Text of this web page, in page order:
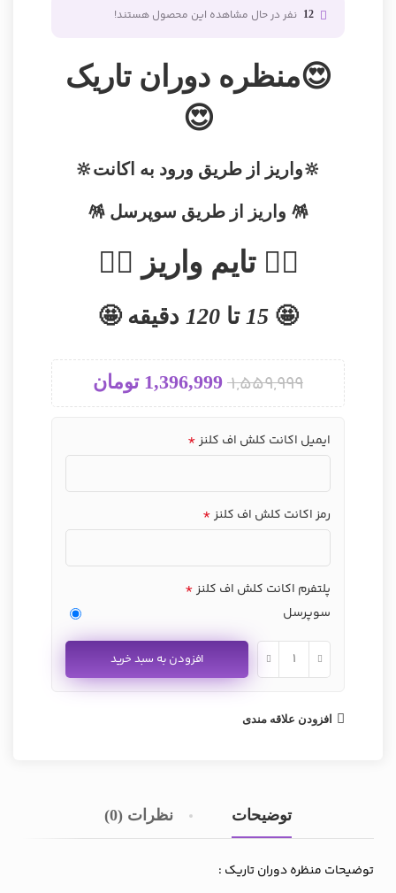
12 نفر در حال مشاهده این محصول هستند!
😍منظره دوران تاریک
😍
🔆واریز از طریق ورود به اکانت🔆
🪅 واریز از طریق سوپرسل 🪅
👇🏻 تایم واریز 👇🏻
🤩
15 تا 120 دقیقه 🤩
1,559,999
1,396,999 تومان
ایمیل اکانت کلش اف کلنز*
رمز اکانت کلش اف کلنز*
پلتفرم اکانت کلش اف کلنز*
سوپرسل
افزودن به سبد خرید
افزودن علاقه مندی
توضیحات نظرات (0)
توضیحات منظره دوران تاریک :